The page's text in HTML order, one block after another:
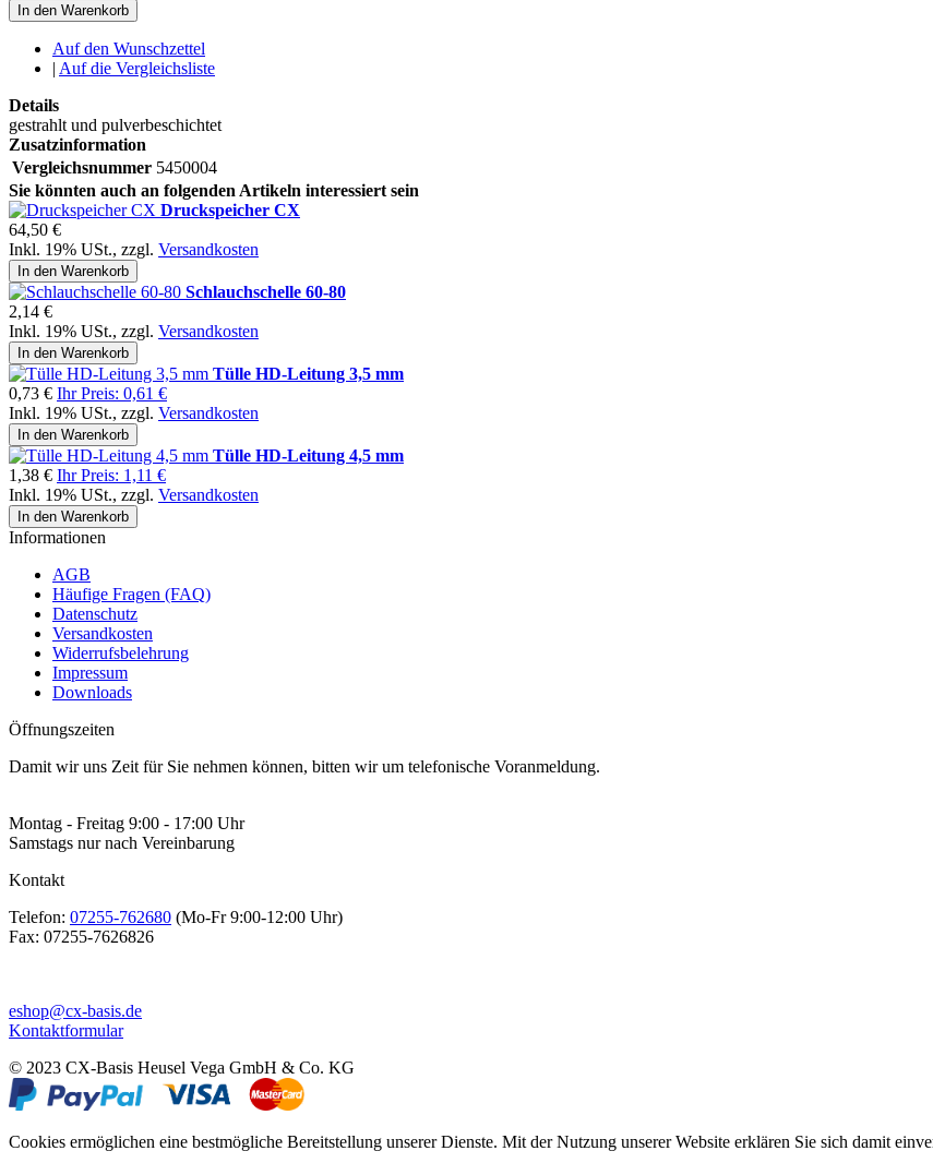
In den Warenkorb
Auf den Wunschzettel
| Auf die Vergleichsliste
Details
gestrahlt und pulverbeschichtet
Zusatzinformation
Vergleichsnummer 5450004
Sie könnten auch an folgenden Artikeln interessiert sein
Druckspeicher CX
64,50 €
Inkl. 19% USt., zzgl. Versandkosten
In den Warenkorb
Schlauchschelle 60-80
2,14 €
Inkl. 19% USt., zzgl. Versandkosten
In den Warenkorb
Tülle HD-Leitung 3,5 mm
0,73 € Ihr Preis: 0,61 €
Inkl. 19% USt., zzgl. Versandkosten
In den Warenkorb
Tülle HD-Leitung 4,5 mm
1,38 € Ihr Preis: 1,11 €
Inkl. 19% USt., zzgl. Versandkosten
In den Warenkorb
Informationen
AGB
Häufige Fragen (FAQ)
Datenschutz
Versandkosten
Widerrufsbelehrung
Impressum
Downloads
Öffnungszeiten
Damit wir uns Zeit für Sie nehmen können, bitten wir um telefonische Voranmeldung.
Montag - Freitag 9:00 - 17:00 Uhr
Samstags nur nach Vereinbarung
Kontakt
Telefon: 07255-762680 (Mo-Fr 9:00-12:00 Uhr)
Fax: 07255-7626826
eshop@cx-basis.de
Kontaktformular
© 2023 CX-Basis Heusel Vega GmbH & Co. KG
Cookies ermöglichen eine bestmögliche Bereitstellung unserer Dienste. Mit der Nutzung unserer Website erklären Sie sich damit